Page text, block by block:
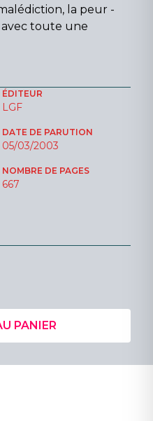
la peur -
toute une
ÉDITEUR
LGF
DATE DE PARUTION
05/03/2003
NOMBRE DE PAGES
667
PANIER